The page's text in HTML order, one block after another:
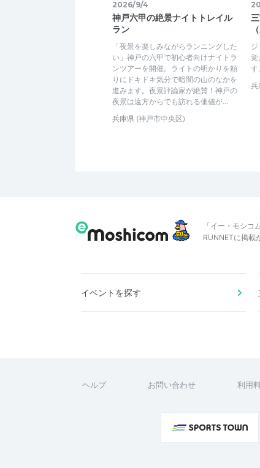
2026/9/4
神戸六甲の絶景ナイトトレイル
ラン
「夜景を楽しみながらランニングした
い」神戸の六甲で初心者向けナイトラ
ンツアーを開催。ライトの明かりを頼
りにドキドキ気分で暗闇の山のなかを
進みます。夜景評論家が絶賛！神戸の
夜景は遠方からでも訪れる価値が...
兵庫県 (神戸市中央区)
覚
す
兵
「イー・モシコ
RUNNETに掲載
イベントを探す
ヘルプ お問い合わせ 利用